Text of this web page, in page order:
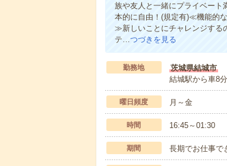
族や友人と一緒にプライベー
本的に自由！(規定有)≪機能的
≫新しいことにチャレンジする
テ… つづきを見る
勤務地
茨城県結城市
結城駅から車8分
曜日頻度 月～金
時間 16:45～01:30
期間 長期でお仕事で